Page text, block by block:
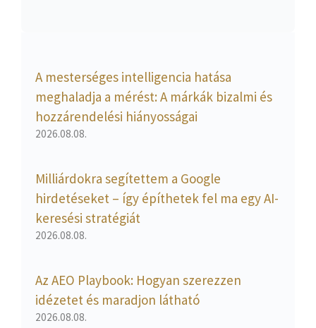
A mesterséges intelligencia hatása
meghaladja a mérést: A márkák bizalmi és
hozzárendelési hiányosságai
2026.08.08.
Milliárdokra segítettem a Google
hirdetéseket – így építhetek fel ma egy AI-
keresési stratégiát
2026.08.08.
Az AEO Playbook: Hogyan szerezzen
idézetet és maradjon látható
2026.08.08.